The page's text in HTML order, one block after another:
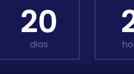
20
dias